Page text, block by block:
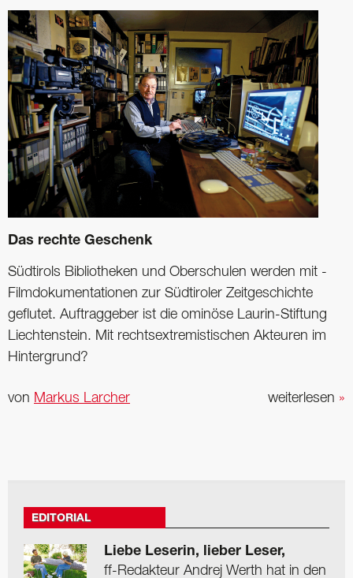
Das rechte Geschenk
Südtirols Bibliotheken und Oberschulen werden mit ­
Film­dokumentationen zur Südtiroler Zeitgeschichte
geflutet. Auftraggeber ist die ominöse ­Laurin-Stiftung
Liechtenstein. Mit rechtsextremistischen Akteuren im
Hintergrund?
weiterlesen »
von Markus Larcher
EDITORIAL
Liebe Leserin, lieber Leser,
ff-Redakteur Andrej Werth hat in den